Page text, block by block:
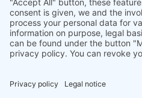
DE
EN
PL